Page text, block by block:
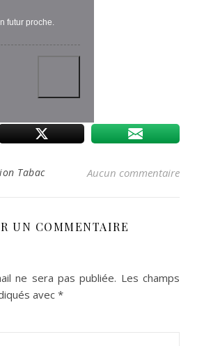
futur proche.
Tabac Aucun commentaire
UN COMMENTAIRE
ne sera pas publiée. Les champs
avec *